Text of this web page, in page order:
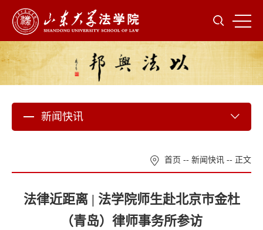
新闻快讯
首页 -- 新闻快讯 -- 正文
法律近距离 | 法学院师生赴北京市金杜
（青岛）律师事务所参访